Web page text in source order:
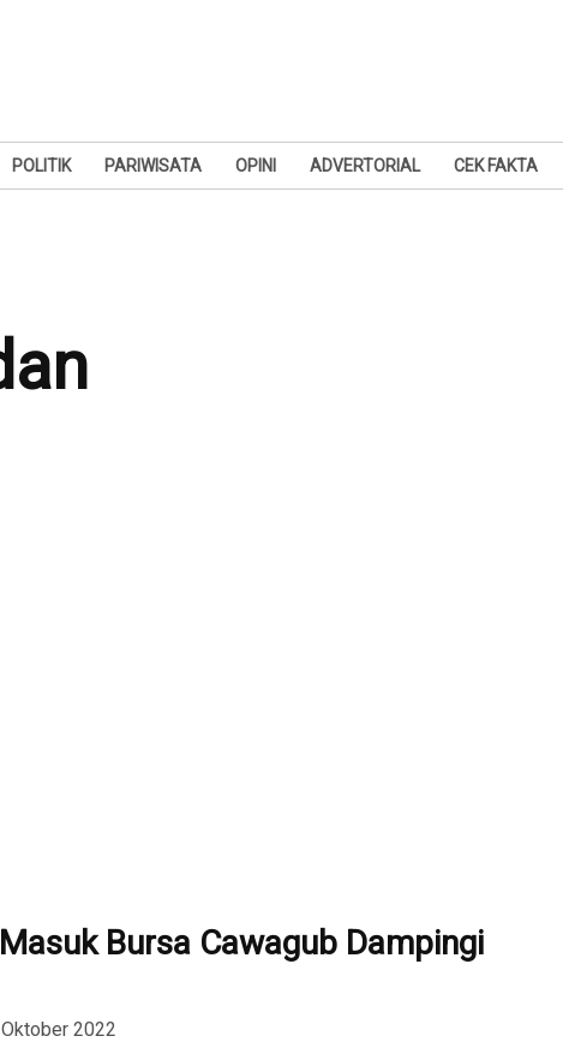
POLITIK PARIWISATA OPINI ADVERTORIAL CEK FAKTA
Bursa Cawagub Dampingi
2022